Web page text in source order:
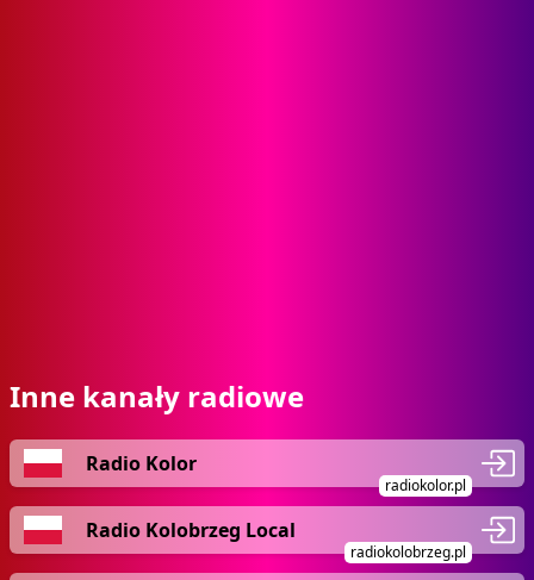
Inne kanały radiowe
Radio Kolor
radiokolor.pl
Radio Kolobrzeg Local
radiokolobrzeg.pl